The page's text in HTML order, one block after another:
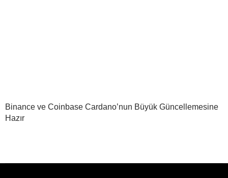
Binance ve Coinbase Cardano’nun Büyük Güncellemesine
Hazır